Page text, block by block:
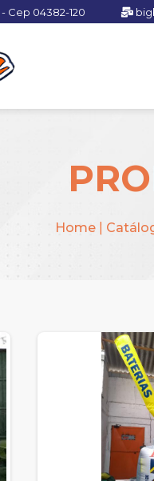
Cep 04382-120
Home